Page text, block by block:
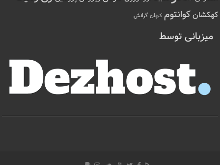
کهکشانکوانتوم کیهان گرانش
میزبانی توسط